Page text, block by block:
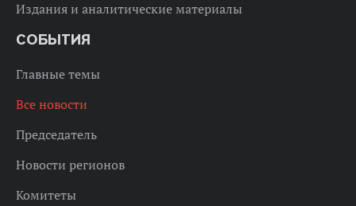
Издания и аналитические материалы
СОБЫТИЯ
Главные темы
Все новости
Председатель
Новости регионов
Комитеты